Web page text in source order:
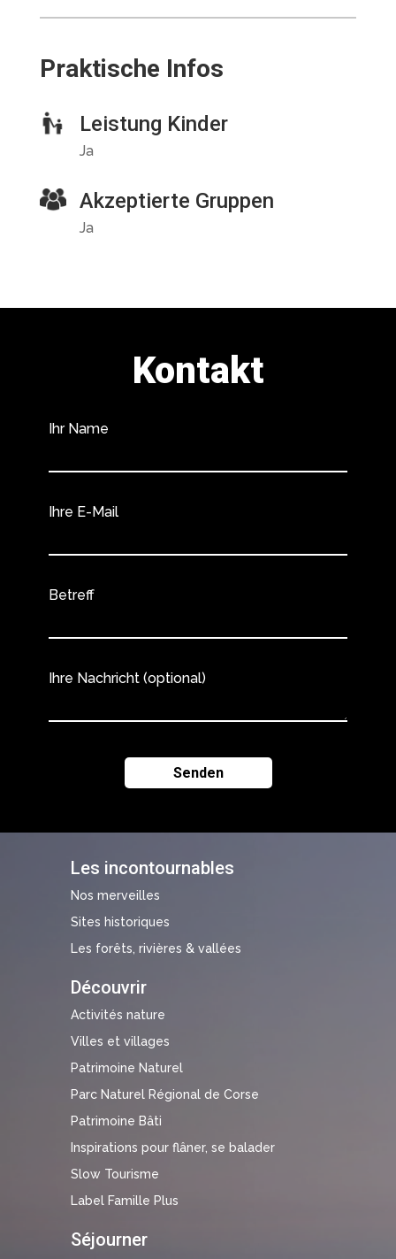
Praktische Infos
Leistung Kinder
Ja
Akzeptierte Gruppen
Ja
Les incontournables
Nos merveilles
Sites historiques
Les forêts, rivières & vallées
Découvrir
Activités nature
Villes et villages
Patrimoine Naturel
Parc Naturel Régional de Corse
Patrimoine Bâti
Inspirations pour flâner, se balader
Slow Tourisme
Label Famille Plus
Séjourner
Kontakt
Ihr Name
Ihre E-Mail
Betreff
Ihre Nachricht (optional)